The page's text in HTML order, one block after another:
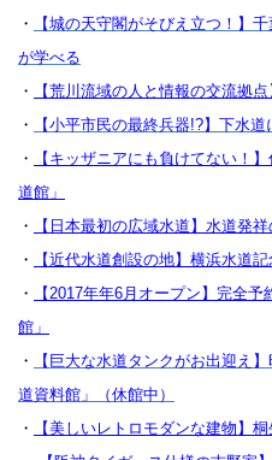
・
【城の天守閣がそびえ立つ！】
が学べる
・
【荒川流域の人と情報の交流拠
・
【小平市民の最終兵器!?】下水
・
【キッザニアにも負けてない！
道館」
・
【日本最初の広域水道】水道発
・
【近代水道創設の地】横浜水道
・
【2017年年6月オープン】完全
館」
・
【巨大な水道タンクがお出迎え
道資料館」（休館中）
・
【美しいレトロモダンな建物】